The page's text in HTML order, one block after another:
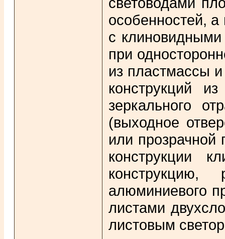
особенностей,
с
при
из пластмассы
конструкций
зеркального
(выходное
или прозрачной
конструкции
конструкцию,
алюминиевого
листами
листовым